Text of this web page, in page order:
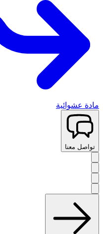
مادة عشوائية
تواصل معنا